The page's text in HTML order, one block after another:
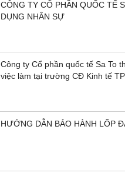
CÔNG TY CỔ PHẦN QUỐC TẾ
DỤNG NHÂN SỰ
Công ty Cổ phần quốc tế Sa To
việc làm tại trường CĐ Kinh tế
HƯỚNG DẪN BẢO HÀNH LỐP